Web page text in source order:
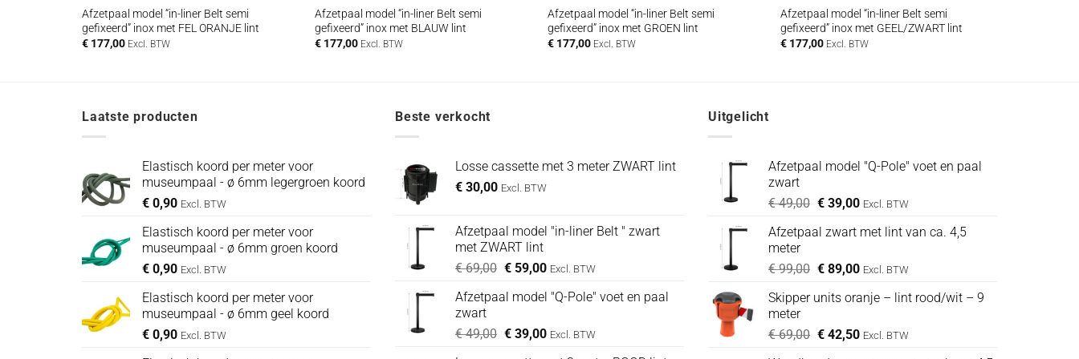
Afzetpaal model “in-liner Belt semi
gefixeerd” inox met FEL ORANJE lint
€177,00 Excl. BTW
Afzetpaal model “in-liner Belt semi
gefixeerd” inox met BLAUW lint
€177,00 Excl. BTW
Afzetpaal model “in-liner Belt semi
gefixeerd” inox met GROEN lint
€177,00 Excl. BTW
Afzetpaal model “in-liner Belt semi
gefixeerd” inox met GEEL/ZWART lint
€177,00 Excl. BTW
Laatste producten
Elastisch koord per meter voor
museumpaal - ø 6mm legergroen koord
€ 0,90 Excl. BTW
Elastisch koord per meter voor
museumpaal - ø 6mm groen koord
€ 0,90 Excl. BTW
Elastisch koord per meter voor
museumpaal - ø 6mm geel koord
€ 0,90 Excl. BTW
Beste verkocht
Losse cassette met 3 meter ZWART lint
€ 30,00 Excl. BTW
Afzetpaal model "in-liner Belt " zwart
met ZWART lint
€69,00 Oorspronkelijke
was:
€59,00Huidige
is:
Excl. BTW
Afzetpaal model "Q-Pole" voet en paal
zwart
€49,00 Oorspronkelijke
€39,00Huidige
Excl. BTW
Uitgelicht
Afzetpaal model "Q-Pole" voet en paal
zwart
€49,00 Oorspronkelijke
was:
€39,00Huidige
is:
Excl. BTW
Afzetpaal zwart met lint van ca. 4,5
meter
€99,00 Oorspronkelijke
was:
€89,00Huidige
is:
Excl. BTW
Skipper units oranje – lint rood/wit – 9
meter
€69,00 Oorspronkelijke
€42,50Huidige
Excl. BTW